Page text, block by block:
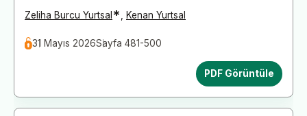
Zeliha Burcu Yurtsal * Kenan Yurtsal
31 Mayıs 2026Sayfa 481-500
PDF Görüntüle